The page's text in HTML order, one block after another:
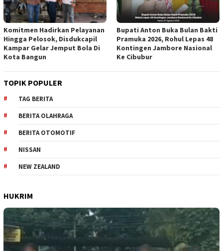
Komitmen Hadirkan Pelayanan
Hingga Pelosok, Disdukcapil
Kampar Gelar Jemput Bola Di
Kota Bangun
Bupati Anton Buka Bulan Bakti
Pramuka 2026, Rohul Lepas 48
Kontingen Jambore Nasional
Ke Cibubur
TOPIK POPULER
TAG BERITA
BERITA OLAHRAGA
BERITA OTOMOTIF
NISSAN
NEW ZEALAND
HUKRIM